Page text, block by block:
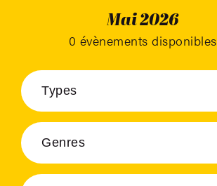
Mai 2026
0 évènements disponibles
Types
Genres